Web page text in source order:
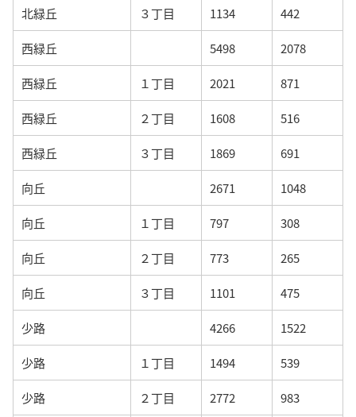
北緑丘 ３丁目 1134 442
西緑丘 5498 2078
西緑丘 １丁目 2021 871
西緑丘 ２丁目 1608 516
西緑丘 ３丁目 1869 691
向丘 2671 1048
向丘 １丁目 797 308
向丘 ２丁目 773 265
向丘 ３丁目 1101 475
少路 4266 1522
少路 １丁目 1494 539
少路 ２丁目 2772 983